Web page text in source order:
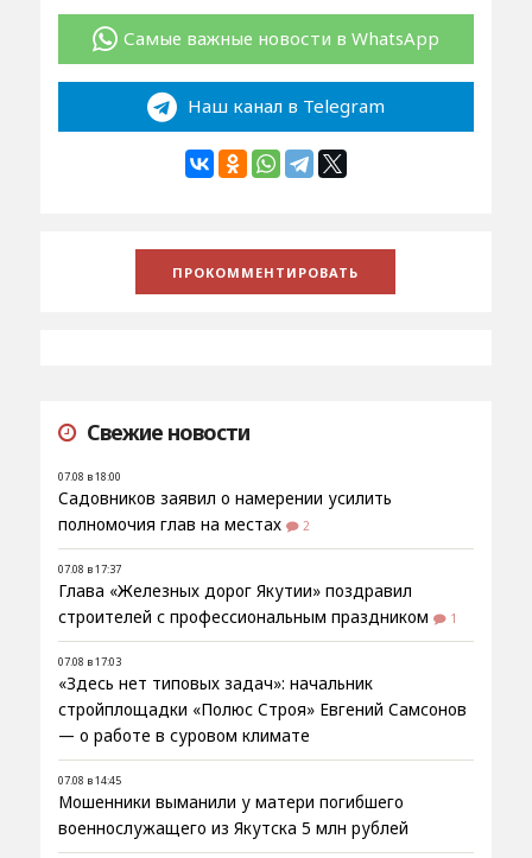
Самые важные новости в WhatsApp
Наш канал в Telegram
Свежие новости
07.08 в 18:00
Садовников заявил о намерении усилить
полномочия глав на местах
2
07.08 в 17:37
Глава «Железных дорог Якутии» поздравил
строителей с профессиональным праздником
1
07.08 в 17:03
«Здесь нет типовых задач»: начальник
стройплощадки «Полюс Строя» Евгений Самсонов
— о работе в суровом климате
07.08 в 14:45
Мошенники выманили у матери погибшего
военнослужащего из Якутска 5 млн рублей